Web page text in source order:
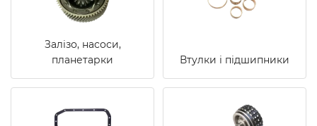
Залізо, насоси,
планетарки
Втулки і підшипники